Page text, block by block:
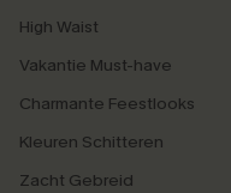
High Waist
Vakantie Must-have
Charmante Feestlooks
Kleuren Schitteren
Zacht Gebreid